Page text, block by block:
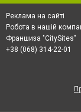
Реклама на сайті
Робота в нашій
Франшиза "CitySites"
+38 (068) 314-22-01